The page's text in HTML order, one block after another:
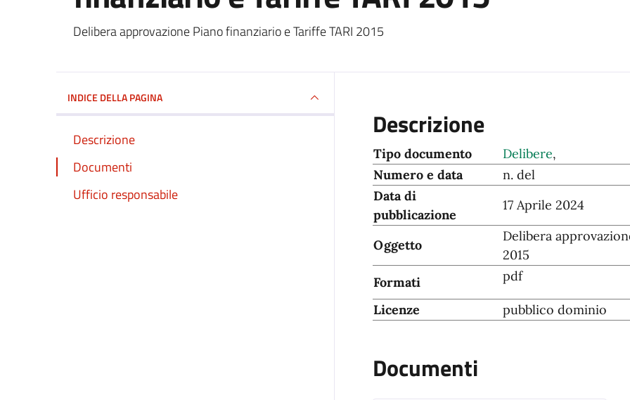
Dettagli del documento
Delibera approvazione Piano finanziario e Tariffe TARI 2015
INDICE DELLA PAGINA
Descrizione
Documenti
Ufficio responsabile
Descrizione
Tipo documento Delibere,
Numero e data
n. del
Data di
pubblicazione
17 Aprile 2024
Oggetto
Delibera
2015
Formati
pdf
Licenze pubblico dominio
Documenti